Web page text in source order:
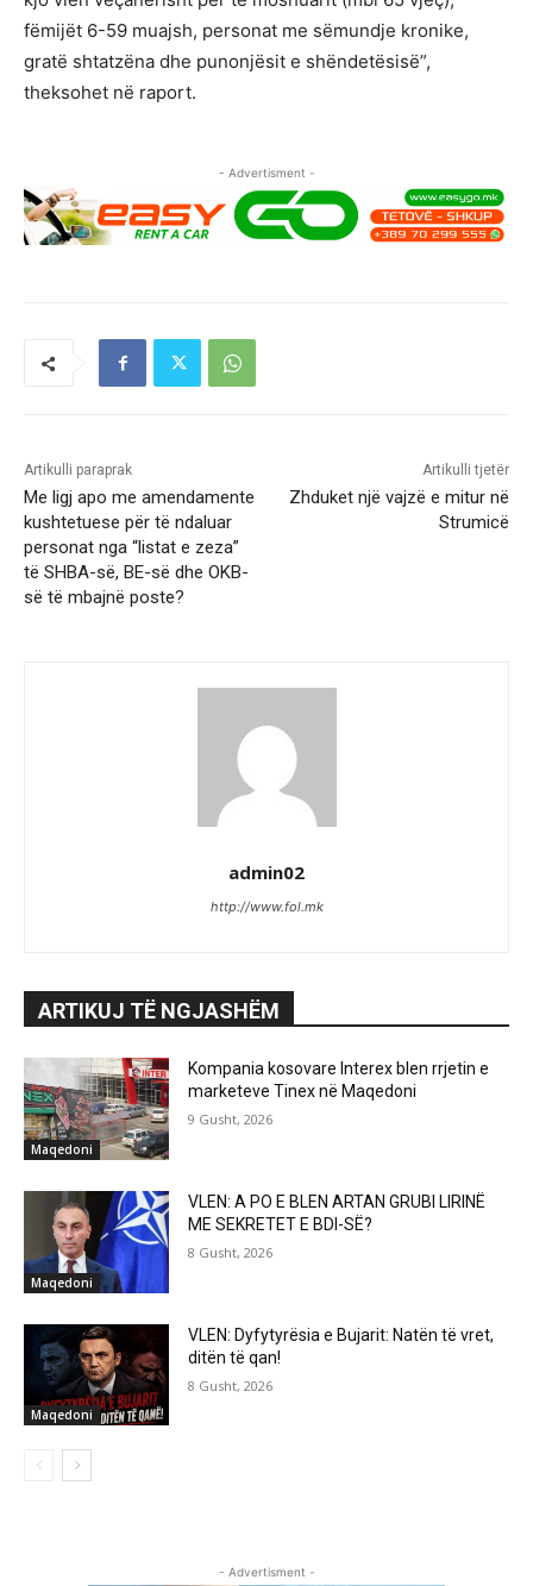
fëmijët 6-59 muajsh, personat me sëmundje kronike,
gratë shtatzëna dhe punonjësit e shëndetësisë”,
theksohet në raport.
- Advertisment -
Artikulli paraprak
Me ligj apo me amendamente
kushtetuese për të ndaluar
personat nga “listat e zeza”
të SHBA-së, BE-së dhe OKB-
së të mbajnë poste?
Artikulli tjetër
Zhduket një vajzë e mitur në
Strumicë
admin02
http://www.fol.mk
ARTIKUJ TË NGJASHËM
Maqedoni
Kompania kosovare Interex blen rrjetin e
marketeve Tinex në Maqedoni
9 Gusht, 2026
Maqedoni
VLEN: A PO E BLEN ARTAN GRUBI LIRINË
ME SEKRETET E BDI-SË?
8 Gusht, 2026
Maqedoni
VLEN: Dyfytyrësia e Bujarit: Natën të vret,
ditën të qan!
8 Gusht, 2026
- Advertisment -